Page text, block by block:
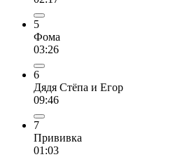
5
Фома
03:26
6
Дядя Стёпа и Егор
09:46
7
Прививка
01:03